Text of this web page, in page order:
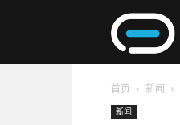
首页 新闻
新闻